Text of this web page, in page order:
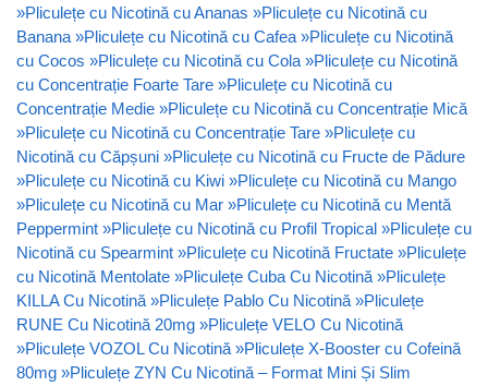
»Pliculețe cu Nicotină cu Ananas »Pliculețe cu Nicotină cu
Banana »Pliculețe cu Nicotină cu Cafea »Pliculețe cu Nicotină
cu Cocos »Pliculețe cu Nicotină cu Cola »Pliculețe cu Nicotină
cu Concentrație Foarte Tare »Pliculețe cu Nicotină cu
Concentrație Medie »Pliculețe cu Nicotină cu Concentrație Mică
»Pliculețe cu Nicotină cu Concentrație Tare »Pliculețe cu
Nicotină cu Căpșuni »Pliculețe cu Nicotină cu Fructe de Pădure
»Pliculețe cu Nicotină cu Kiwi »Pliculețe cu Nicotină cu Mango
»Pliculețe cu Nicotină cu Mar »Pliculețe cu Nicotină cu Mentă
Peppermint »Pliculețe cu Nicotină cu Profil Tropical »Pliculețe cu
Nicotină cu Spearmint »Pliculețe cu Nicotină Fructate »Pliculețe
cu Nicotină Mentolate »Pliculețe Cuba Cu Nicotină »Pliculețe
KILLA Cu Nicotină »Pliculețe Pablo Cu Nicotină »Pliculețe
RUNE Cu Nicotină 20mg »Pliculețe VELO Cu Nicotină
»Pliculețe VOZOL Cu Nicotină »Pliculețe X-Booster cu Cofeină
80mg »Pliculețe ZYN Cu Nicotină – Format Mini Și Slim